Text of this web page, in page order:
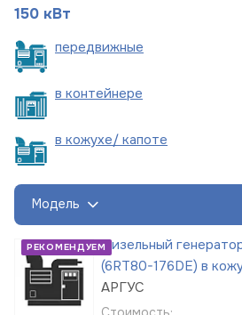
150 кВт
передвижные
в контейнере
в кожухе/ капоте
Модель
РЕКОМЕНДУЕМДизельный
(6RT80-176DE) в
АРГУС